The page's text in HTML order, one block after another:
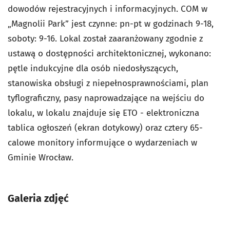
dowodów rejestracyjnych i informacyjnych. COM w
„Magnolii Park” jest czynne: pn-pt w godzinach 9-18,
soboty: 9-16. Lokal został zaaranżowany zgodnie z
ustawą o dostępności architektonicznej, wykonano:
pętle indukcyjne dla osób niedosłyszących,
stanowiska obsługi z niepełnosprawnościami, plan
tyflograficzny, pasy naprowadzające na wejściu do
lokalu, w lokalu znajduje się ETO - elektroniczna
tablica ogłoszeń (ekran dotykowy) oraz cztery 65-
calowe monitory informujące o wydarzeniach w
Gminie Wrocław.
Galeria zdjęć